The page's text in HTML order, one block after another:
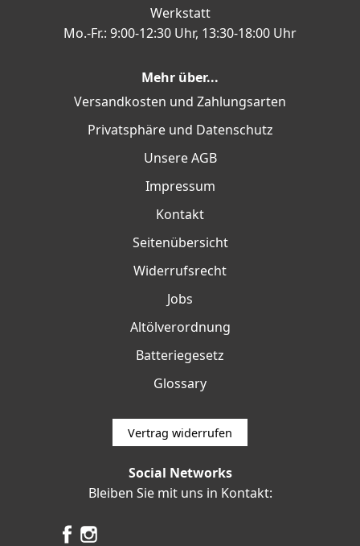
Werkstatt
Mo.-Fr.: 9:00-12:30 Uhr, 13:30-18:00 Uhr
Mehr über...
Versandkosten und Zahlungsarten
Privatsphäre und Datenschutz
Unsere AGB
Impressum
Kontakt
Seitenübersicht
Widerrufsrecht
Jobs
Altölverordnung
Batteriegesetz
Glossary
Vertrag widerrufen
Social Networks
Bleiben Sie mit uns in Kontakt: